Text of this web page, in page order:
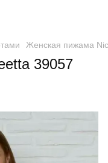
Женская пижама
39057